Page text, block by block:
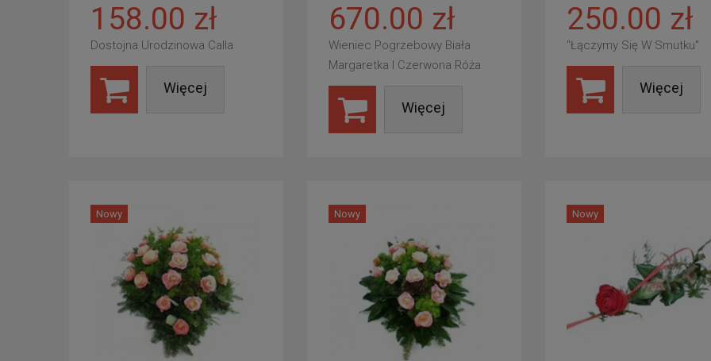
158.00 zł
Dostojna Urodzinowa Calla
Więcej
670.00 zł
Wieniec Pogrzebowy Biała
Margaretka I Czerwona Róża
Więcej
250.00 zł
"Łączymy Się W Smutku"
Więcej
Nowy Nowy Nowy